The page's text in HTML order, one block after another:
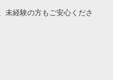
未経験の方もご安心くださ